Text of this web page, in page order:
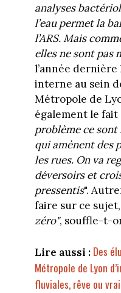
analyses
l’eau permet la
l’ARS. Mais
elles ne sont pas
l’année dernière
interne au sein
Métropole de
également le fait
problème ce sont
qui amènent des
les rues. On va
déversoirs et
pressentis".
faire sur ce
zéro", souffle-t-
Lire aussi : Des
Métropole de Lyon
fluviales, rêve ou